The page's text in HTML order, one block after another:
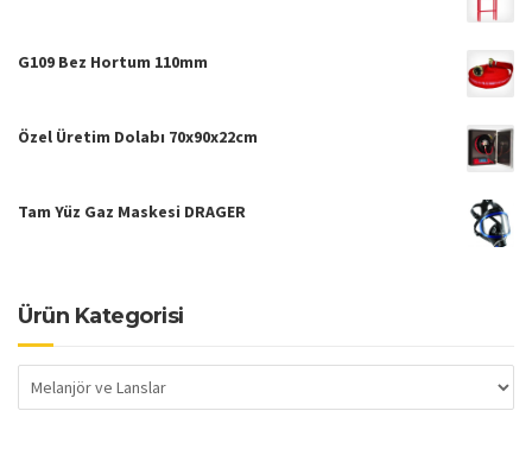
G109 Bez Hortum 110mm
Özel Üretim Dolabı 70x90x22cm
Tam Yüz Gaz Maskesi DRAGER
Ürün Kategorisi